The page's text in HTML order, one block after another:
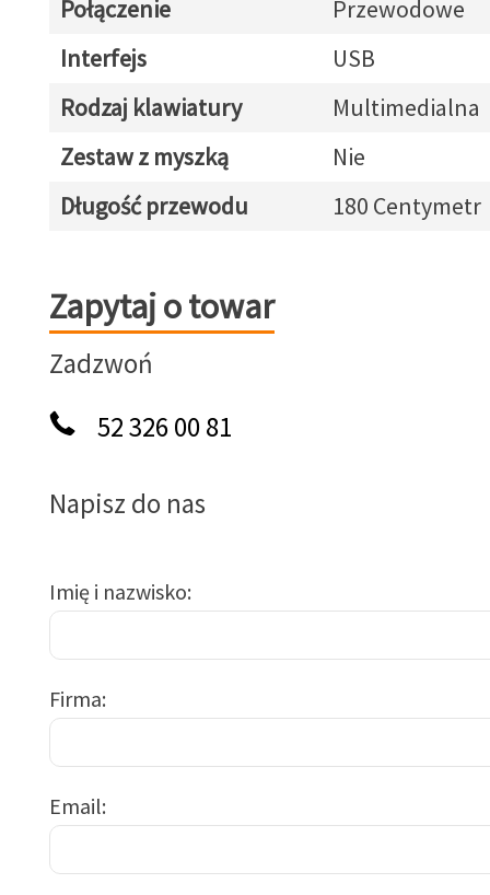
Połączenie
Przewodowe
Interfejs
USB
Rodzaj klawiatury
Multimedialna
Zestaw z myszką
Nie
Długość przewodu
180 Centymetr
Zapytaj o towar
Zapytaj o towar
Zadzwoń
52 326 00 81
Napisz do nas
Imię i nazwisko
Firma
Email